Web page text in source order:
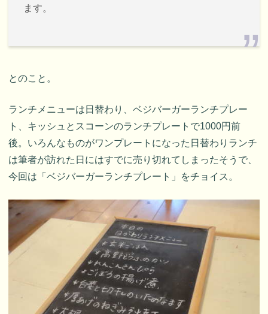
ます。
とのこと。
ランチメニューは日替わり、ベジバーガーランチプレー
ト、キッシュとスコーンのランチプレートで1000円前
後。いろんなものがワンプレートになった日替わりランチ
は筆者が訪れた日にはすでに売り切れてしまったそうで、
今回は「ベジバーガーランチプレート」をチョイス。